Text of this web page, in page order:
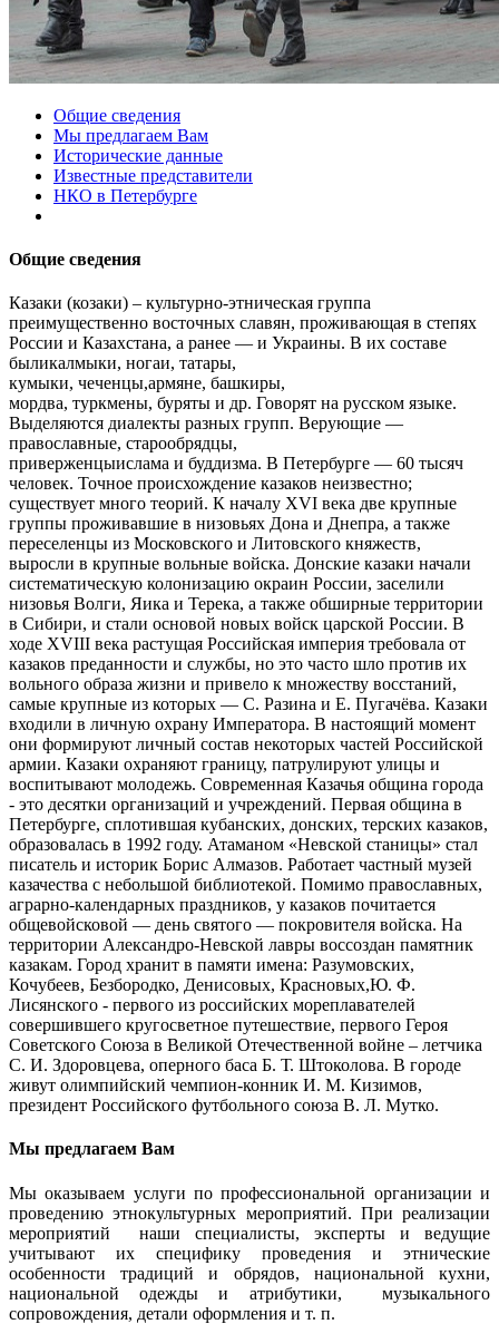
Общие сведения
Мы предлагаем Вам
Исторические данные
Известные представители
НКО в Петербурге
Общие сведения
Казаки (козаки) – культурно-этническая группа
преимущественно восточных славян, проживающая в степях
России и Казахстана, а ранее — и Украины. В их составе
быликалмыки, ногаи, татары,
кумыки, чеченцы,армяне, башкиры,
мордва, туркмены, буряты и др. Говорят на русском языке.
Выделяются диалекты разных групп. Верующие —
православные, старообрядцы,
приверженцыислама и буддизма. В Петербурге — 60 тысяч
человек. Точное происхождение казаков неизвестно;
существует много теорий. К началу XVI века две крупные
группы проживавшие в низовьях Дона и Днепра, а также
переселенцы из Московского и Литовского княжеств,
выросли в крупные вольные войска. Донские казаки начали
систематическую колонизацию окраин России, заселили
низовья Волги, Яика и Терека, а также обширные территории
в Сибири, и стали основой новых войск царской России. В
ходе XVIII века растущая Российская империя требовала от
казаков преданности и службы, но это часто шло против их
вольного образа жизни и привело к множеству восстаний,
самые крупные из которых — С. Разина и Е. Пугачёва. Казаки
входили в личную охрану Императора. В настоящий момент
они формируют личный состав некоторых частей Российской
армии. Казаки охраняют границу, патрулируют улицы и
воспитывают молодежь. Современная Казачья община города
- это десятки организаций и учреждений. Первая община в
Петербурге, сплотившая кубанских, донских, терских казаков,
образовалась в 1992 году. Атаманом «Невской станицы» стал
писатель и историк Борис Алмазов. Работает частный музей
казачества с небольшой библиотекой. Помимо православных,
аграрно-календарных праздников, у казаков почитается
общевойсковой — день святого — покровителя войска. На
территории Александро-Невской лавры воссоздан памятник
казакам. Город хранит в памяти имена: Разумовских,
Кочубеев, Безбородко, Денисовых, Красновых,Ю. Ф.
Лисянского - первого из российских мореплавателей
совершившего кругосветное путешествие, первого Героя
Советского Союза в Великой Отечественной войне – летчика
С. И. Здоровцева, оперного баса Б. Т. Штоколова. В городе
живут олимпийский чемпион-конник И. М. Кизимов,
президент Российского футбольного союза В. Л. Мутко.
Мы предлагаем Вам
Мы оказываем услуги по профессиональной организации и
проведению этнокультурных мероприятий. При реализации
мероприятий наши специалисты, эксперты и ведущие
учитывают их специфику проведения и этнические
особенности традиций и обрядов, национальной кухни,
национальной одежды и атрибутики, музыкального
сопровождения, детали оформления и т. п.